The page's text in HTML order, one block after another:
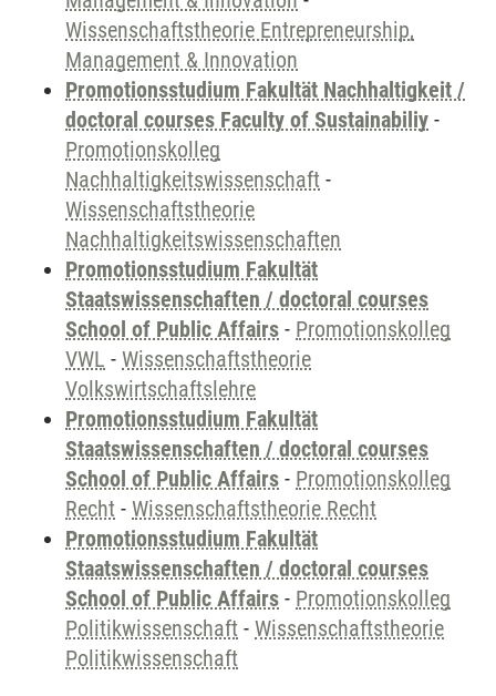
Wissenschaftstheorie Entrepreneurship,
Management & Innovation
Promotionsstudium Fakultät Nachhaltigkeit /
doctoral courses Faculty of Sustainabiliy -
Promotionskolleg
Nachhaltigkeitswissenschaft -
Wissenschaftstheorie
Nachhaltigkeitswissenschaften
Promotionsstudium Fakultät
Staatswissenschaften / doctoral courses
School of Public Affairs - Promotionskolleg
VWL - Wissenschaftstheorie
Volkswirtschaftslehre
Promotionsstudium Fakultät
Staatswissenschaften / doctoral courses
School of Public Affairs - Promotionskolleg
Recht - Wissenschaftstheorie Recht
Promotionsstudium Fakultät
Staatswissenschaften / doctoral courses
School of Public Affairs - Promotionskolleg
Politikwissenschaft - Wissenschaftstheorie
Politikwissenschaft